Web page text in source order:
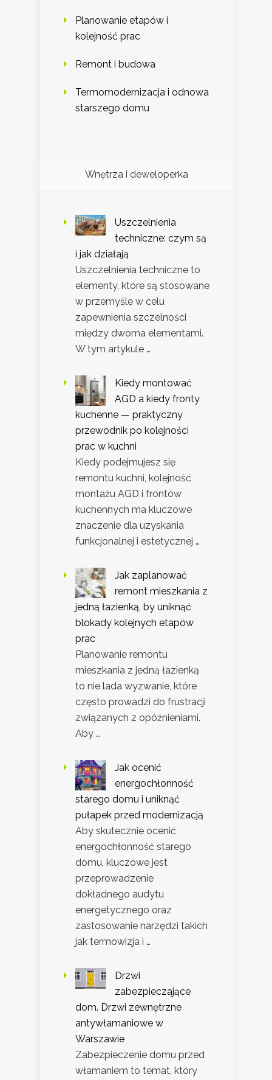
Planowanie etapów i
kolejność prac
Remont i budowa
Termomodernizacja i odnowa
starszego domu
Wnętrza i deweloperka
Uszczelnienia
techniczne: czym są
i jak działają
Uszczelnienia techniczne to
elementy, które są stosowane
w przemyśle w celu
zapewnienia szczelności
między dwoma elementami.
W tym artykule …
Kiedy montować
AGD a kiedy fronty
kuchenne — praktyczny
przewodnik po kolejności
prac w kuchni
Kiedy podejmujesz się
remontu kuchni, kolejność
montażu AGD i frontów
kuchennych ma kluczowe
znaczenie dla uzyskania
funkcjonalnej i estetycznej …
Jak zaplanować
remont mieszkania z
jedną łazienką, by uniknąć
blokady kolejnych etapów
prac
Planowanie remontu
mieszkania z jedną łazienką
to nie lada wyzwanie, które
często prowadzi do frustracji
związanych z opóźnieniami.
Aby …
Jak ocenić
energochłonność
starego domu i uniknąć
pułapek przed modernizacją
Aby skutecznie ocenić
energochłonność starego
domu, kluczowe jest
przeprowadzenie
dokładnego audytu
energetycznego oraz
zastosowanie narzędzi takich
jak termowizja i …
Drzwi
zabezpieczające
dom. Drzwi zewnętrzne
antywłamaniowe w
Warszawie
Zabezpieczenie domu przed
włamaniem to temat, który